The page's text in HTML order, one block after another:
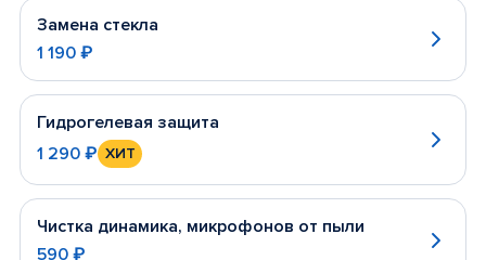
Замена стекла
1 190 ₽
Гидрогелевая защита
1 290 ₽ ХИТ
Чистка динамика, микрофонов от пыли
590 ₽